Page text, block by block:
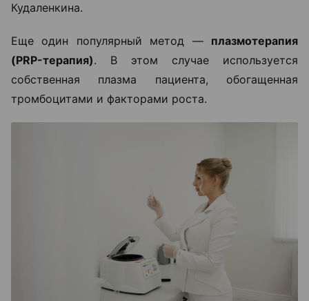
Кудаленкина.
Еще один популярный метод — плазмотерапия
(PRP-терапия). В этом случае используется
собственная плазма пациента, обогащенная
тромбоцитами и факторами роста.